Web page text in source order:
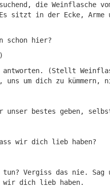
suchend, die Weinflasche
in der Ecke, Arme
schon hier?
antworten. (Stellt
um dich zu kümmern,
unser bestes geben,
wir dich lieb haben?
Vergiss das nie. Sag
wir dich lieb haben.